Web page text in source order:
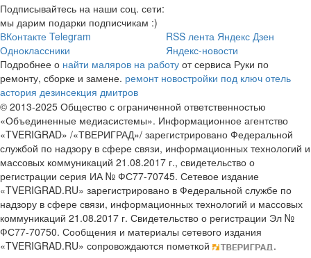
Подписывайтесь на наши соц. сети:
мы дарим подарки подписчикам :)
ВКонтакте Telegram
Одноклассники
RSS лента Яндекс Дзен
Яндекс-новости
Подробнее о найти маляров на работу от сервиса Руки по
ремонту, сборке и замене. ремонт новостройки под ключ отель
астория дезинсекция дмитров
© 2013-2025 Общество с ограниченной ответственностью
«Объединенные медиасистемы». Информационное агентство
«TVERIGRAD» /«ТВЕРИГРАД»/ зарегистрировано Федеральной
службой по надзору в сфере связи, информационных технологий и
массовых коммуникаций 21.08.2017 г., свидетельство о
регистрации серия ИА № ФС77-70745. Сетевое издание
«TVERIGRAD.RU» зарегистрировано в Федеральной службе по
надзору в сфере связи, информационных технологий и массовых
коммуникаций 21.08.2017 г. Свидетельство о регистрации Эл №
ФС77-70750. Сообщения и материалы сетевого издания
«TVERIGRAD.RU» сопровождаются пометкой
.